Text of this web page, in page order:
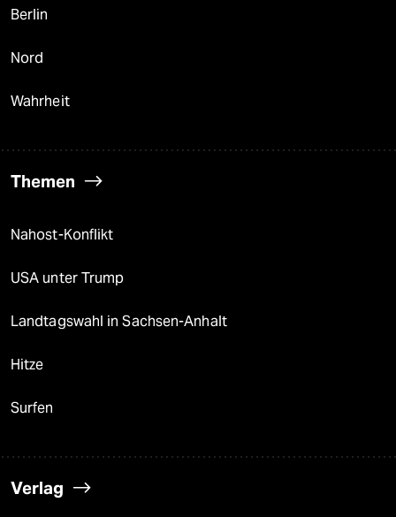
Berlin
Nord
Wahrheit
Themen
Nahost-Konflikt
USA unter Trump
Landtagswahl in Sachsen-Anhalt
Hitze
Surfen
Verlag